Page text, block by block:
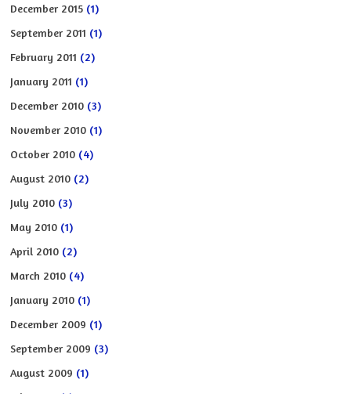
December 2015 (1)
September 2011 (1)
February 2011 (2)
January 2011 (1)
December 2010 (3)
November 2010 (1)
October 2010 (4)
August 2010 (2)
July 2010 (3)
May 2010 (1)
April 2010 (2)
March 2010 (4)
January 2010 (1)
December 2009 (1)
September 2009 (3)
August 2009 (1)